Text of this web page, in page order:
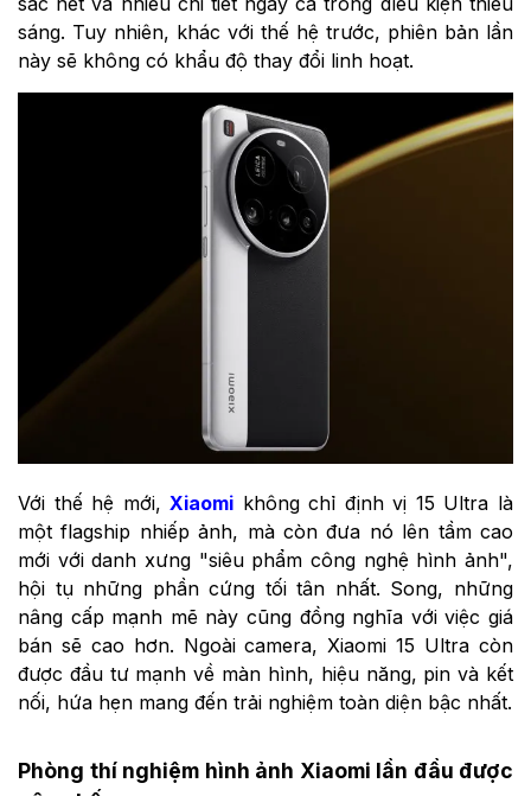
sáng. Tuy nhiên, khác với thế hệ trước, phiên bản lần
này sẽ không có khẩu độ thay đổi linh hoạt.
Với thế hệ mới,Xiaomi không chỉ định vị 15 Ultra là
một flagship nhiếp ảnh, mà còn đưa nó lên tầm cao
mới với danh xưng "siêu phẩm công nghệ hình ảnh",
hội tụ những phần cứng tối tân nhất. Song, những
nâng cấp mạnh mẽ này cũng đồng nghĩa với việc giá
bán sẽ cao hơn. Ngoài camera, Xiaomi 15 Ultra còn
được đầu tư mạnh về màn hình, hiệu năng, pin và kết
nối, hứa hẹn mang đến trải nghiệm toàn diện bậc nhất.
Phòng thí nghiệm hình ảnh Xiaomi lần đầu được